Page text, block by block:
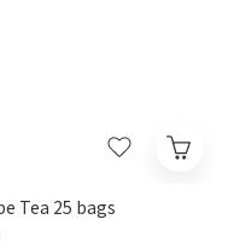
Tea 25 bags